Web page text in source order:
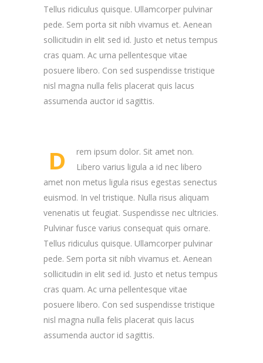
Tellus ridiculus quisque. Ullamcorper pulvinar
pede. Sem porta sit nibh vivamus et. Aenean
sollicitudin in elit sed id. Justo et netus tempus
cras quam. Ac urna pellentesque vitae
posuere libero. Con sed suspendisse tristique
nisl magna nulla felis placerat quis lacus
assumenda auctor id sagittis.
D
rem ipsum dolor. Sit amet non.
Libero varius ligula a id nec libero
amet non metus ligula risus egestas senectus
euismod. In vel tristique. Nulla risus aliquam
venenatis ut feugiat. Suspendisse nec ultricies.
Pulvinar fusce varius consequat quis ornare.
Tellus ridiculus quisque. Ullamcorper pulvinar
pede. Sem porta sit nibh vivamus et. Aenean
sollicitudin in elit sed id. Justo et netus tempus
cras quam. Ac urna pellentesque vitae
posuere libero. Con sed suspendisse tristique
nisl magna nulla felis placerat quis lacus
assumenda auctor id sagittis.